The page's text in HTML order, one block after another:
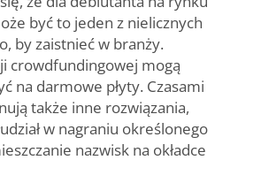
być to jeden z nielicznych
by zaistnieć w branży.
crowdfundingowej mogą
na darmowe płyty. Czasami
także inne rozwiązania,
w nagraniu określonego
nazwisk na okładce